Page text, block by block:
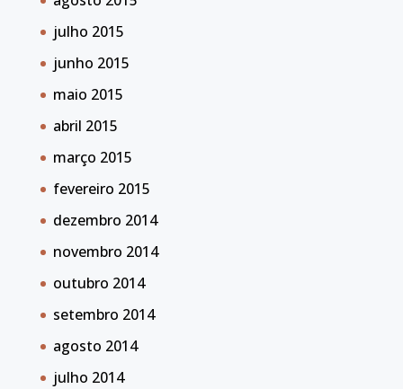
julho 2015
junho 2015
maio 2015
abril 2015
março 2015
fevereiro 2015
dezembro 2014
novembro 2014
outubro 2014
setembro 2014
agosto 2014
julho 2014